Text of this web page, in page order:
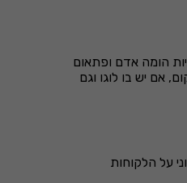
הומה אדם ופתאום
אם יש בו לוגו וגם
על הלקוחות